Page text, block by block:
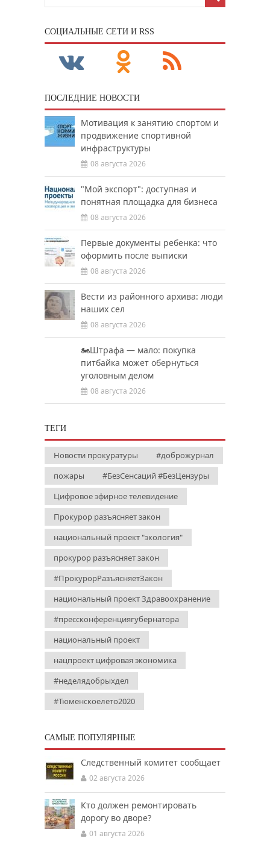
CОЦИАЛЬНЫЕ СЕТИ И RSS
ПОСЛЕДНИЕ НОВОСТИ
Мотивация к занятию спортом и
продвижение спортивной
инфраструктуры
08 августа 2026
"Мой экспорт": доступная и
понятная площадка для бизнеса
08 августа 2026
Первые документы ребенка: что
оформить после выписки
08 августа 2026
Вести из районного архива: люди
наших сел
08 августа 2026
🏍️Штрафа — мало: покупка
питбайка может обернуться
уголовным делом
08 августа 2026
ТЕГИ
Новости прокуратуры
#доброжурнал
пожары
#БезСенсаций #БезЦензуры
Цифровое эфирное телевидение
Прокурор разъясняет закон
национальный проект "экология"
прокурор разъясняет закон
#ПрокурорРазъясняетЗакон
национальный проект Здравоохранение
#прессконференциягубернатора
национальный проект
нацпроект цифровая экономика
#неделядобрыхдел
#Тюменскоелето2020
САМЫЕ ПОПУЛЯРНЫЕ
Следственный комитет сообщает
02 августа 2026
Кто должен ремонтировать
дорогу во дворе?
01 августа 2026